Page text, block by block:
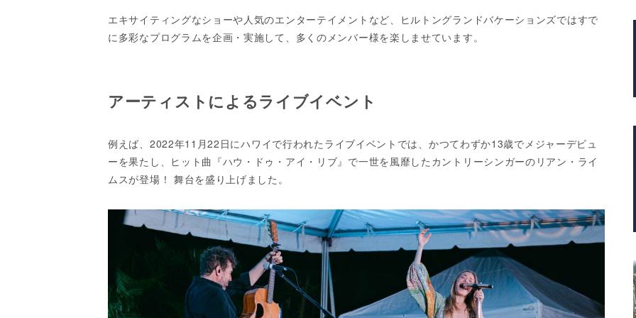
エキサイティングなショーや人気のエンターテイメントなど、ヒルトングランドバケーションズではすで
に多彩なプログラムを企画・実施して、多くのメンバー様を楽しませています。
アーティストによるライブイベント
例えば、2022年11月22日にハワイで行われたライブイベントでは、かつてわずか13歳でメジャーデビュ
ーを果たし、ヒット曲『ハウ・ドゥ・アイ・リブ』で一世を風靡したカントリーシンガーのリアン・ライ
ムスが登場！ 舞台を盛り上げました。